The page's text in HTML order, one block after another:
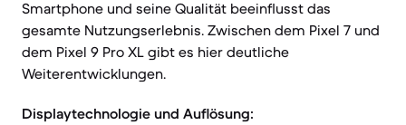
Smartphone und seine Qualität beeinflusst das
gesamte Nutzungserlebnis. Zwischen dem Pixel 7 und
dem Pixel 9 Pro XL gibt es hier deutliche
Weiterentwicklungen.
Displaytechnologie und Auflösung: